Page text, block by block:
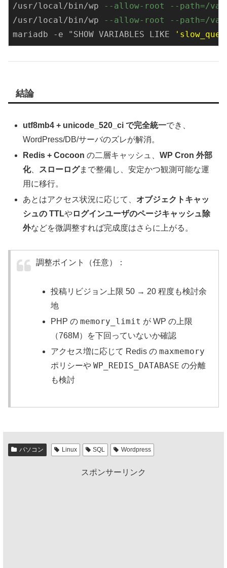
/usr/local/bin/wp
--allow-root --path=/var/
/usr/local/bin/wp
--allow-root --path=/
mariadb -e " SHOW VARIABLES LIKE
結論
utf8mb4 + unicode_520_ci で完全統一でき、
WordPress/DB/サーバのズレが解消。
Redis + Cocoon の二層キャッシュ、WP Cron 外部
化、 スローログまで整備し、安定かつ観測可能な運
用に移行。
あとはアクセス状況に応じて、 オブジェクトキャッ
シュの TTLやログインユーザのページキャッシュ除
外などを微調整すれば完成度はさらに上がる。
調整ポイント（任意）：
投稿リビジョン上限 50 → 20 程度も検討余
地
PHP のmemory_limit が WP の上限
（768M）を下回っていないか確認
アクセス増に応じて Redis のmaxmemory
ポリシーやWP_REDIS_DATABASE の分離
も検討
パソコン Linux SQL Wordpress
スポンサーリンク